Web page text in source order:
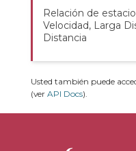
Relación de
Velocidad, Larga
Distancia
Usted también puede
(ver API Docs).